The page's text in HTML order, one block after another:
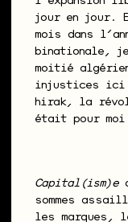
jour en jour.
mois dans
binationale,
moitié
injustices ici
hirak, la
était pour
Capital(ism)e
sommes
les marques,